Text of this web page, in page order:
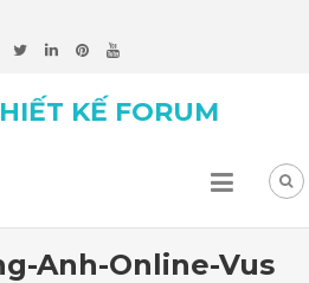
KẾ FORUM
Anh-Online-Vus